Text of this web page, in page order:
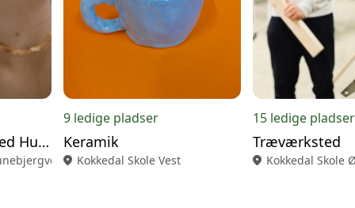
Smykker & Sølvsmed Humlebæk
Udskoling
9 ledige pladser
Keramik
location_on Kokkedal Skole Vest
15 ledige pladser
Træværksted
location_on Kokkedal Skole